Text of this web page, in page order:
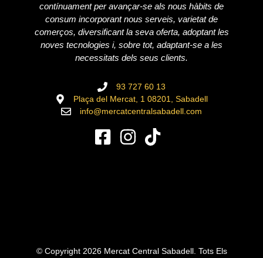
contínuament per avançar-se als nous hàbits de
consum incorporant nous serveis, varietat de
comerços, diversificant la seva oferta, adoptant les
noves tecnologies i, sobre tot, adaptant-se a les
necessitats dels seus clients.
93 727 60 13
Plaça del Mercat, 1 08201, Sabadell
info@mercatcentralsabadell.com
© Copyright 2026 Mercat Central Sabadell. Tots Els